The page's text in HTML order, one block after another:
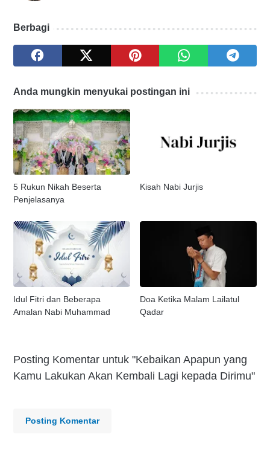
Berbagi
Anda mungkin menyukai postingan ini
5 Rukun Nikah Beserta
Penjelasanya
Kisah Nabi Jurjis
Idul Fitri dan Beberapa
Amalan Nabi Muhammad
Doa Ketika Malam Lailatul
Qadar
Posting Komentar untuk "Kebaikan Apapun yang
Kamu Lakukan Akan Kembali Lagi kepada Dirimu"
Posting Komentar